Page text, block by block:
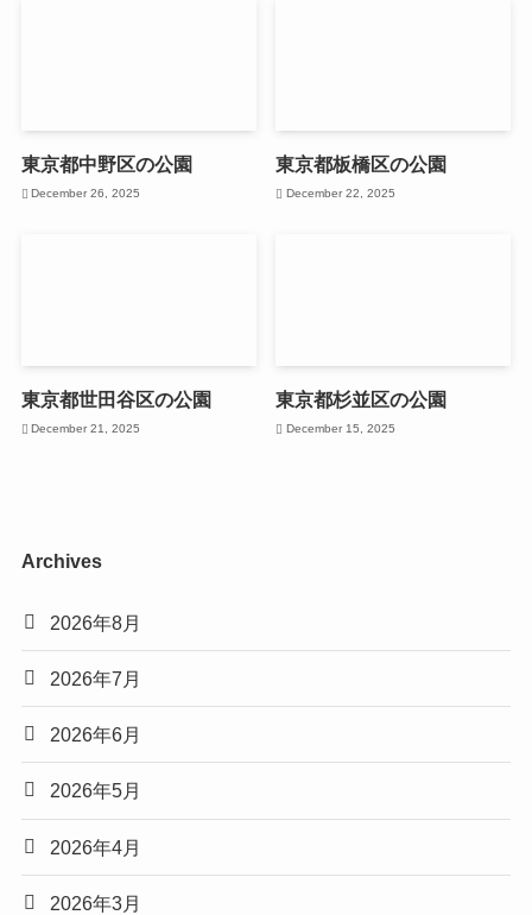
東京都中野区の公園
December 26, 2025
東京都板橋区の公園
December 22, 2025
東京都世田谷区の公園
December 21, 2025
東京都杉並区の公園
December 15, 2025
Archives
2026年8月
2026年7月
2026年6月
2026年5月
2026年4月
2026年3月